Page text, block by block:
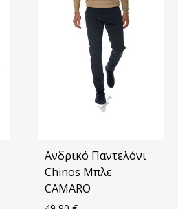
Ανδρικό Παντελόνι
Chinos Mπλε
CAMARO